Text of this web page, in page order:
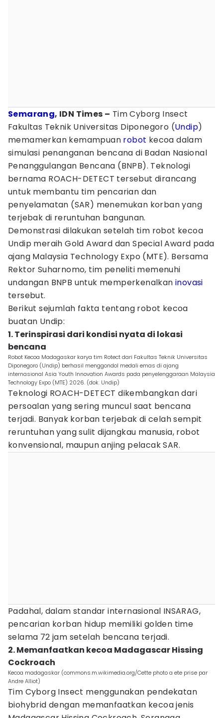
Semarang, IDN Times – Tim Cyborg Insect
Fakultas Teknik Universitas Diponegoro (Undip)
memamerkan kemampuan robot kecoa dalam
simulasi penanganan bencana di Badan Nasional
Penanggulangan Bencana (BNPB). Teknologi
bernama ROACH-DETECT tersebut dirancang
untuk membantu tim pencarian dan
penyelamatan (SAR) menemukan korban yang
terjebak di reruntuhan bangunan.
Demonstrasi dilakukan setelah tim robot kecoa
Undip meraih Gold Award dan Special Award pada
ajang Malaysia Technology Expo (MTE). Bersama
Rektor Suharnomo, tim peneliti memenuhi
undangan BNPB untuk memperkenalkan inovasi
tersebut.
Berikut sejumlah fakta tentang robot kecoa
buatan Undip:
1. Terinspirasi dari kondisi nyata di lokasi
bencana
Robot Kecoa Madagaskar karya tim Rotect dari Fakultas Teknik Universitas
Diponegoro (Undip) berhasil menggondol medali emas di ajang
internasional Asia Youth Innovation Awards pada penyelenggaraan Malaysia
Technology Expo (MTE) 2026. (dok. Undip)
Teknologi ROACH-DETECT dikembangkan dari
persoalan yang sering muncul saat bencana
terjadi. Banyak korban terjebak di celah sempit
reruntuhan yang sulit dijangkau manusia, robot
konvensional, maupun anjing pelacak SAR.
Padahal, dalam standar internasional INSARAG,
pencarian korban hidup memiliki golden time
selama 72 jam setelah bencana terjadi.
2. Memanfaatkan kecoa Madagascar Hissing
Cockroach
Kecoa madagaskar (commons.m.wikimedia.org/Cette photo a ete prise par
Andre Alliot)
Tim Cyborg Insect menggunakan pendekatan
biohybrid dengan memanfaatkan kecoa jenis